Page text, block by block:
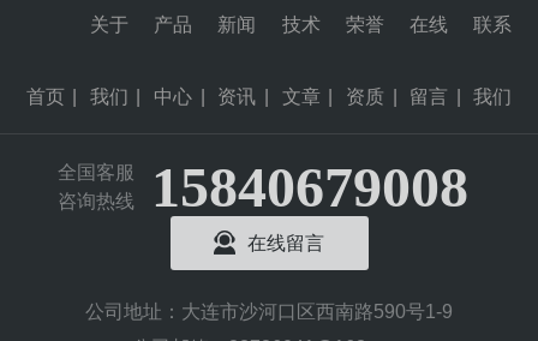
首页
关于
我们
产品
中心
新闻
资讯
技术
文章
荣誉
资质
在线
留言
联系
我们
全国客服
咨询热线
15840679008
在线留言
公司地址：大连市沙河口区西南路590号1-9